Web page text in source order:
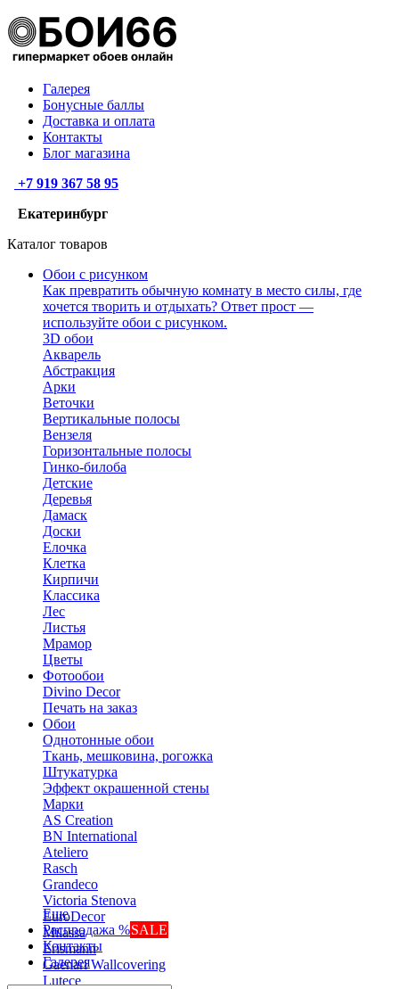
Галерея
Бонусные баллы
Доставка и оплата
Контакты
Блог магазина
+7 919 367 58 95
Екатеринбург
Каталог товаров
Обои с рисунком
Как превратить обычную комнату в место силы, где
хочется творить и отдыхать? Ответ прост —
используйте обои с рисунком.
3D обои
Акварель
Абстракция
Арки
Веточки
Вертикальные полосы
Вензеля
Горизонтальные полосы
Гинко-билоба
Детские
Деревья
Дамаск
Доски
Елочка
Клетка
Кирпичи
Классика
Лес
Листья
Мрамор
Цветы
Фотообои
Divino Decor
Печать на заказ
Обои
Однотонные обои
Ткань, мешковина, рогожка
Штукатурка
Эффект окрашенной стены
Марки
AS Creation
BN International
Ateliero
Rasch
Grandeco
Victoria Stenova
EuroDecor
Milassa
Erismann
Gaenari Wallcovering
Lutece
Еще
Распродажа %SALE
Контакты
Галерея